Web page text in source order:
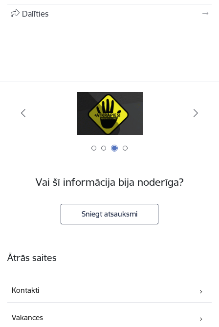
Dalīties
Vai šī informācija bija noderīga?
Sniegt atsauksmi
Ātrās saites
Kontakti
Vakances